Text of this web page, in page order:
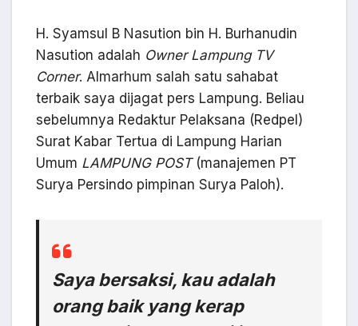
H. Syamsul B Nasution bin H. Burhanudin
Nasution adalah Owner Lampung TV
Corner. Almarhum salah satu sahabat
terbaik saya dijagat pers Lampung. Beliau
sebelumnya Redaktur Pelaksana (Redpel)
Surat Kabar Tertua di Lampung Harian
Umum LAMPUNG POST(manajemen PT
Surya Persindo pimpinan Surya Paloh).
Saya bersaksi, kau adalah
orang baik yang kerap